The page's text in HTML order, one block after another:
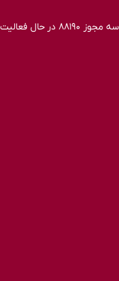
و شناسه مجوز ۸۸۱۹۰ در حال فعالیت